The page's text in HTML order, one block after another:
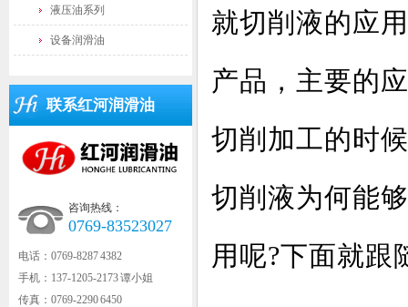
液压油系列
设备润滑油
联系红河润滑油
咨询热线：
0769-83523027
电话：0769-8287 4382
手机：137-1205-2173 谭小姐
传真：0769-2290 6450
就切削液的应
产品，主要的
切削加工的时
切削液为何能
用呢?下面就跟